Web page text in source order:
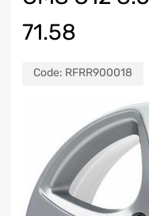
71.58
Code: RFRR900018